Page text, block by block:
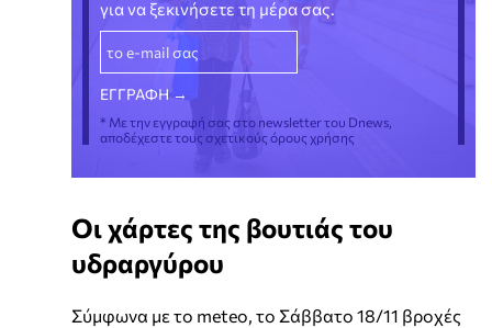
για να ξεκινήσετε τη μέρα σας.
* Με την εγγραφή σας στο newsletter του Dnews,
αποδέχεστε τους σχετικούς όρους χρήσης
Οι χάρτες της βουτιάς του
υδραργύρου
Σύμφωνα με το meteo, το Σάββατο 18/11 βροχές